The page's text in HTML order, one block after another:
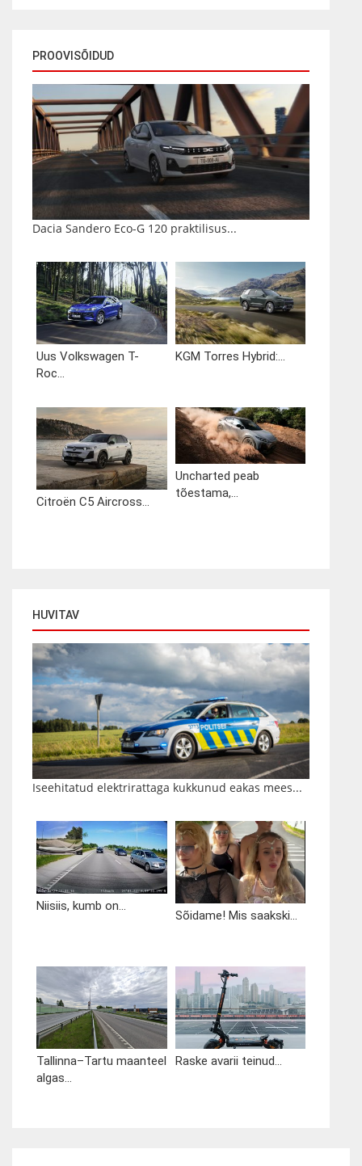
PROOVISÕIDUD
Dacia Sandero Eco-G 120 praktilisus...
Uus Volkswagen T-
Roc...
KGM Torres Hybrid:...
Citroën C5 Aircross...
Uncharted peab
tõestama,...
HUVITAV
Iseehitatud elektrirattaga kukkunud eakas mees...
Niisiis, kumb on...
Sõidame! Mis saakski...
Tallinna–Tartu maanteel
algas...
Raske avarii teinud...